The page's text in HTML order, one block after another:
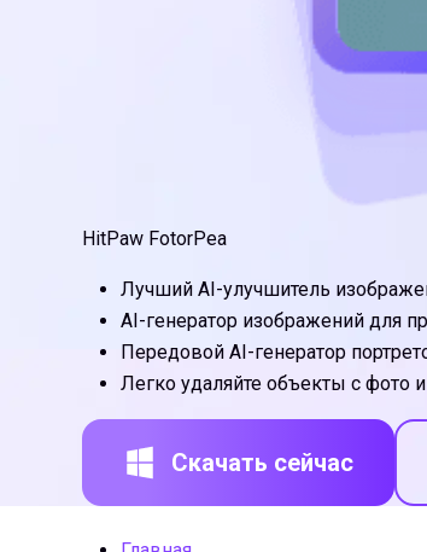
HitPaw FotorPea
Лучший AI-улучшитель
AI-генератор изображений для
Передовой AI-генератор
Легко удаляйте объекты с фото
Скачать сейчас